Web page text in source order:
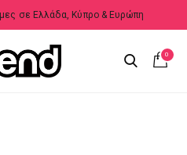
σε Ελλάδα, Κύπρο & Ευρώπη
0